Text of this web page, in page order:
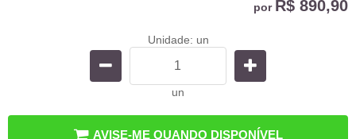
por R$ 890,90
Unidade: un
un
AVISE-ME QUANDO DISPONÍVEL